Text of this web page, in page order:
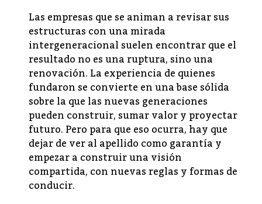
Las empresas que se animan a revisar sus
estructuras con una mirada
intergeneracional suelen encontrar que el
resultado no es una ruptura, sino una
renovación. La experiencia de quienes
fundaron se convierte en una base sólida
sobre la que las nuevas generaciones
pueden construir, sumar valor y proyectar
futuro. Pero para que eso ocurra, hay que
dejar de ver al apellido como garantía y
empezar a construir una visión
compartida, con nuevas reglas y formas de
conducir.